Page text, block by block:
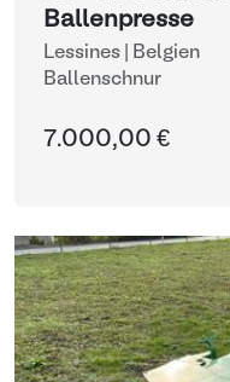
Ballenpresse
Lessines | Belgien
Ballenschnur
7.000,00 €